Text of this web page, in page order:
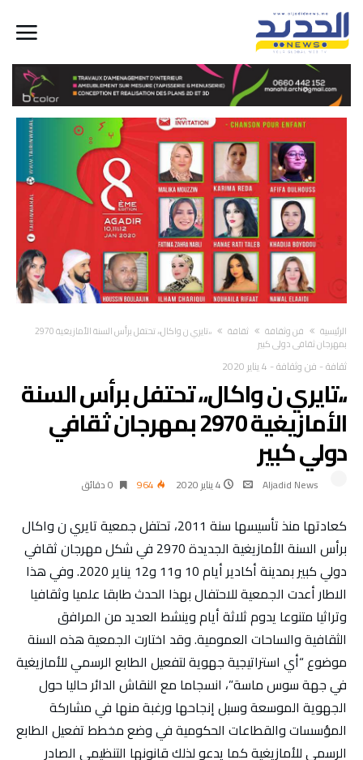
‫الرئيسية‬ فن وثقافة ثقافة
،،تايري ن واكال،، تحتفل برأس السنة الأمازيغية 2970
بمهرجان ثقافي دولي كبير
ثقافة- فن وثقافة- 4 يناير 2020
،،تايري ن واكال،، تحتفل برأس السنة
الأمازيغية 2970 بمهرجان ثقافي
دولي كبير
Aljadid News 4 يناير 2020 964 0 ‫دقائق‬
كعادتها منذ تأسيسها سنة 2011، تحتفل جمعية تايري ن واكال
برأس السنة الأمازيغية الجديدة 2970 في شكل مهرجان ثقافي
دولي كبير بمدينة أكادير أيام 10 و11 و12 يناير 2020. وفي هذا
الاطار أعدت الجمعية للاحتفال بهذا الحدث طابقا علميا وثقافيا
وتراثيا متنوعا يدوم ثلاثة أيام وينشط العديد من المرافق
الثقافية والساحات العمومية. وقد اختارت الجمعية هذه السنة
موضوع “أي استراتيجية جهوية لتفعيل الطابع الرسمي للأمازيغية
في جهة سوس ماسة”، انسجاما مع النقاش الدائر حاليا حول
الجهوية الموسعة وسبل إنجاحها ورغبة منها في مشاركة
المؤسسات والقطاعات الحكومية في وضع مخطط تفعيل الطابع
الرسمي للأمازيغية كما يدعو لذلك قانونها التنظيمي الصادر